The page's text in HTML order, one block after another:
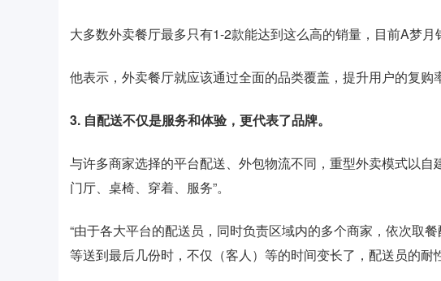
大多数外卖餐厅最多只有1-2款能达到这么高的销量，目前A梦月
他表示，外卖餐厅就应该通过全面的品类覆盖，提升用户的复购
3. 自配送不仅是服务和体验，更代表了品牌。
与许多商家选择的平台配送、外包物流不同，重型外卖模式以
门厅、桌椅、穿着、服务”。
“由于各大平台的配送员，同时负责区域内的多个商家，依次取
等送到最后几份时，不仅（客人）等的时间变长了，配送员的耐